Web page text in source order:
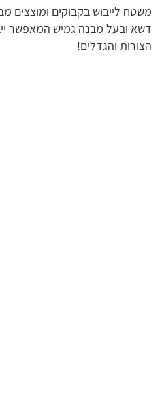
דשא ובעל מבנה גמיש המאפשר
הצורות והגדלים!